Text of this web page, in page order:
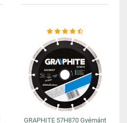
GRAPHITE 57H870 Gyémánt